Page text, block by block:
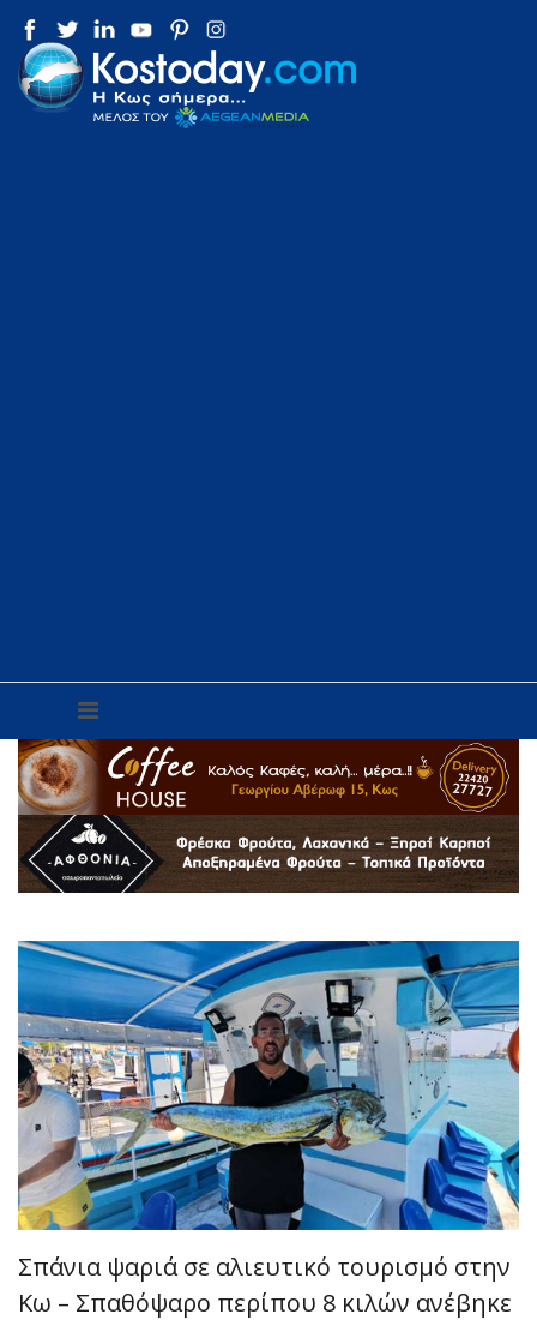
Σπάνια ψαριά σε αλιευτικό τουρισμό στην
Κω – Σπαθόψαρο περίπου 8 κιλών ανέβηκε